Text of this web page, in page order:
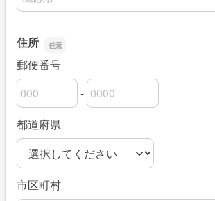
住所
郵便番号
郵便番号の上3桁
-
郵便番号の下4桁
都道府県
市区町村